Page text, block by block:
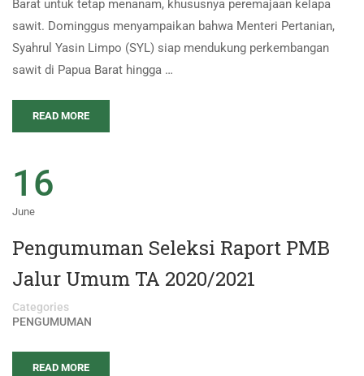
Barat untuk tetap menanam, khususnya peremajaan kelapa
sawit. Dominggus menyampaikan bahwa Menteri Pertanian,
Syahrul Yasin Limpo (SYL) siap mendukung perkembangan
sawit di Papua Barat hingga …
READ MORE
16
June
Pengumuman Seleksi Raport PMB
Jalur Umum TA 2020/2021
Categories
PENGUMUMAN
READ MORE